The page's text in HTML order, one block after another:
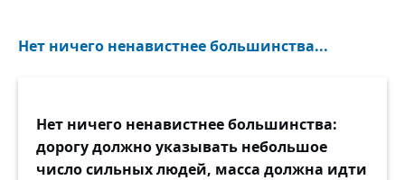
Нет ничего ненавистнее большинства...
Нет ничего ненавистнее большинства:
дорогу должно указывать небольшое
число сильных людей, масса должна идти